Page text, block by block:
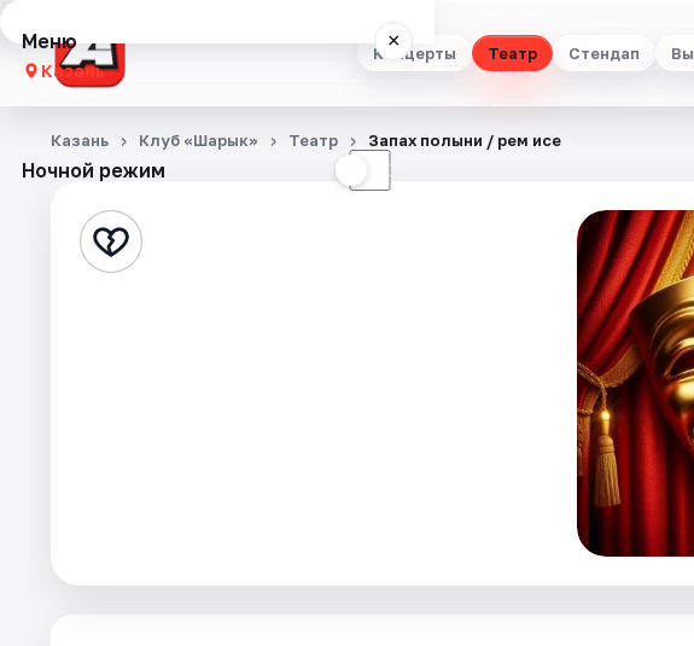
Концерты Театр Стендап
Меню ×
Казань
Концерты
Стендап
Ночной режим ☾
Казань Клуб «Шарык» Театр Запах полыни / Әрем исе